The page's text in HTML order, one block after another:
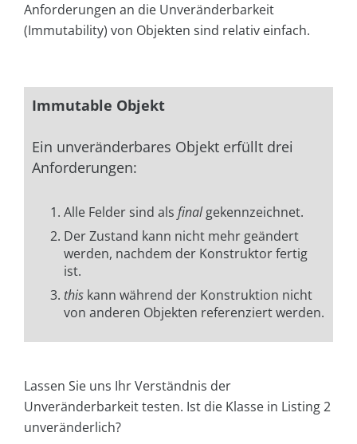
Anforderungen an die Unveränderbarkeit
(Immutability) von Objekten sind relativ einfach.
Immutable Objekt
Ein unveränderbares Objekt erfüllt drei
Anforderungen:
Alle Felder sind als finalgekennzeichnet.
Der Zustand kann nicht mehr geändert
werden, nachdem der Konstruktor fertig
ist.
this kann während der Konstruktion nicht
von anderen Objekten referenziert werden.
Lassen Sie uns Ihr Verständnis der
Unveränderbarkeit testen. Ist die Klasse in Listing 2
unveränderlich?